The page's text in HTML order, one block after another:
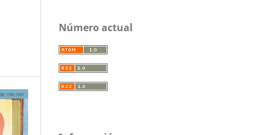
Número actual